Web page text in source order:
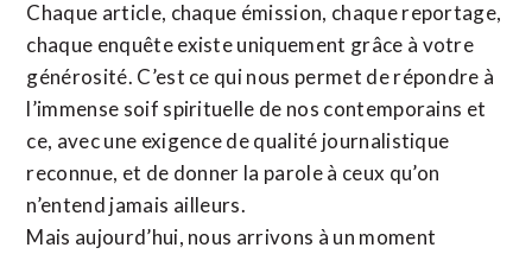
Chaque article, chaque émission, chaque reportage,
chaque enquête existe uniquement grâce à votre
générosité. C’est ce qui nous permet de répondre à
l’immense soif spirituelle de nos contemporains et
ce, avec une exigence de qualité journalistique
reconnue, et de donner la parole à ceux qu’on
n’entend jamais ailleurs.
Mais aujourd’hui, nous arrivons à un moment